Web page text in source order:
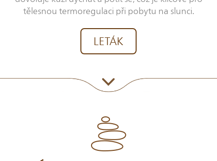
tělesnou termoregulaci při pobytu na slunci.
LETÁK